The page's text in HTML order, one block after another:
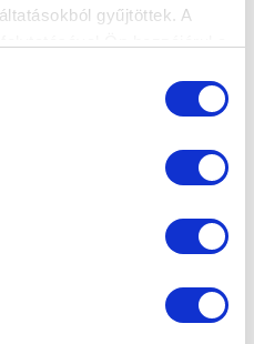
gyűjtöttek. A
az OTP Bank Liga